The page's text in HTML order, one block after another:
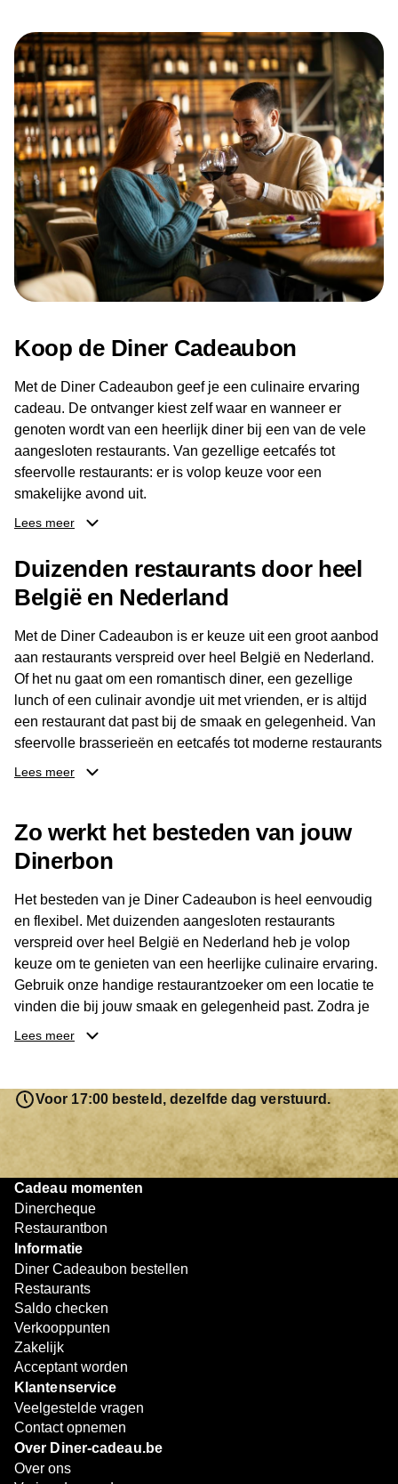
Koop de Diner Cadeaubon
Met de Diner Cadeaubon geef je een culinaire ervaring
cadeau. De ontvanger kiest zelf waar en wanneer er
genoten wordt van een heerlijk diner bij een van de vele
aangesloten restaurants. Van gezellige eetcafés tot
sfeervolle restaurants: er is volop keuze voor een
smakelijke avond uit.
ontvanger eenvoudig een locatie kiezen die past bij de
smaak en gelegenheid. Zo geeft de Diner Cadeaubon niet
alleen een diner, maar ook een gezellig moment om
Lees meer
Duizenden restaurants door heel
België en Nederland
Met de Diner Cadeaubon is er keuze uit een groot aanbod
aan restaurants verspreid over heel België en Nederland.
Of het nu gaat om een romantisch diner, een gezellige
lunch of een culinair avondje uit met vrienden, er is altijd
een restaurant dat past bij de smaak en gelegenheid. Van
sfeervolle brasserieën en eetcafés tot moderne restaurants
en gastronomische locaties: er is voor ieder wat wils.
buurt, bijvoorbeeld in Brussel, Antwerpen, Gent of Brugge.
De ontvanger kiest zelf waar en wanneer er wordt genoten
van deze culinaire ervaring. Zo is de Diner Cadeaubon
niet alleen een diner, maar een bijzondere belevenis.
Lees meer
Zo werkt het besteden van jouw
Dinerbon
Het besteden van je Diner Cadeaubon is heel eenvoudig
en flexibel. Met duizenden aangesloten restaurants
verspreid over heel België en Nederland heb je volop
keuze om te genieten van een heerlijke culinaire ervaring.
Gebruik onze handige restaurantzoeker om een locatie te
vinden die bij jouw smaak en gelegenheid past. Zodra je
je keuze hebt gemaakt, kun je eenvoudig reserveren en na
resterende bedrag blijft gewoon op de bon staan en kan
later worden gebruikt. Zo geniet je keer op keer van
bijzondere eetmomenten.
Lees meer
Voor 17:00 besteld, dezelfde dag verstuurd.
Cadeau momenten
Dinercheque
Restaurantbon
Informatie
Diner Cadeaubon bestellen
Restaurants
Saldo checken
Verkooppunten
Zakelijk
Acceptant worden
Klantenservice
Veelgestelde vragen
Contact opnemen
Over Diner-cadeau.be
Over ons